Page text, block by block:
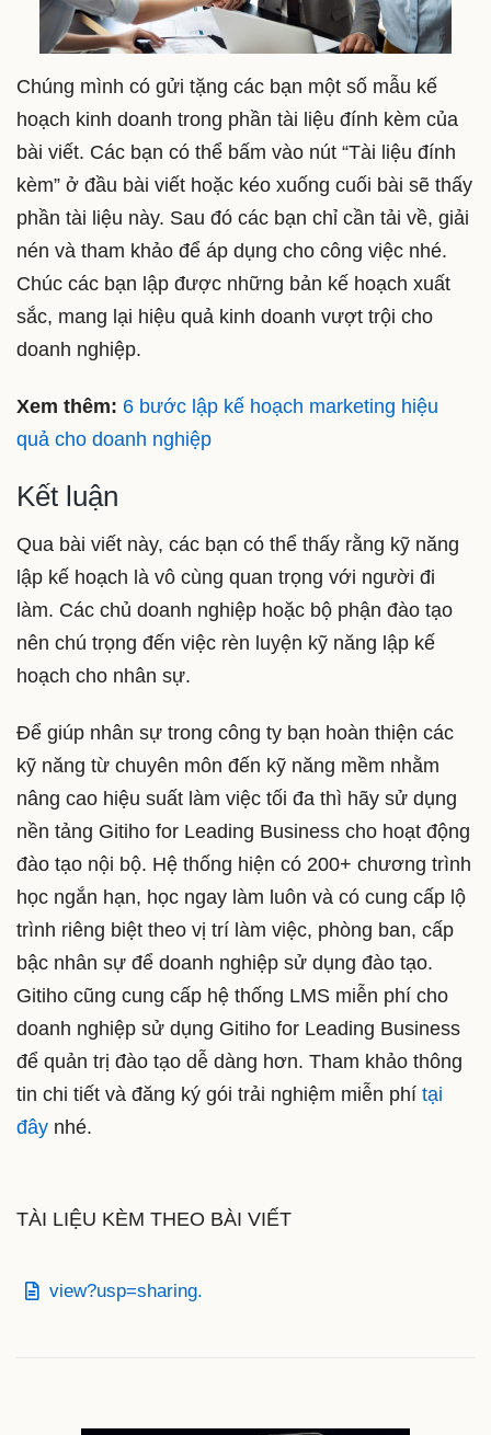
Chúng mình có gửi tặng các bạn một số mẫu kế
hoạch kinh doanh trong phần tài liệu đính kèm của
bài viết. Các bạn có thể bấm vào nút “Tài liệu đính
kèm” ở đầu bài viết hoặc kéo xuống cuối bài sẽ thấy
phần tài liệu này. Sau đó các bạn chỉ cần tải về, giải
nén và tham khảo để áp dụng cho công việc nhé.
Chúc các bạn lập được những bản kế hoạch xuất
sắc, mang lại hiệu quả kinh doanh vượt trội cho
doanh nghiệp.
Xem thêm: 6 bước lập kế hoạch marketing hiệu
quả cho doanh nghiệp
Kết luận
Qua bài viết này, các bạn có thể thấy rằng kỹ năng
lập kế hoạch là vô cùng quan trọng với người đi
làm. Các chủ doanh nghiệp hoặc bộ phận đào tạo
nên chú trọng đến việc rèn luyện kỹ năng lập kế
hoạch cho nhân sự.
Để giúp nhân sự trong công ty bạn hoàn thiện các
kỹ năng từ chuyên môn đến kỹ năng mềm nhằm
nâng cao hiệu suất làm việc tối đa thì hãy sử dụng
nền tảng Gitiho for Leading Business cho hoạt động
đào tạo nội bộ. Hệ thống hiện có 200+ chương trình
học ngắn hạn, học ngay làm luôn và có cung cấp lộ
trình riêng biệt theo vị trí làm việc, phòng ban, cấp
bậc nhân sự để doanh nghiệp sử dụng đào tạo.
Gitiho cũng cung cấp hệ thống LMS miễn phí cho
doanh nghiệp sử dụng Gitiho for Leading Business
để quản trị đào tạo dễ dàng hơn. Tham khảo thông
tin chi tiết và đăng ký gói trải nghiệm miễn phí tại
đây nhé.
TÀI LIỆU KÈM THEO BÀI VIẾT
view?usp=sharing.